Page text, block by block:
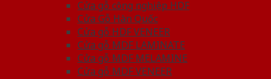
Cửa gỗ công nghiệp HDF
Cửa Gỗ Hàn Quốc
Cửa gỗ HDF VENEER
Cửa gỗ MDF LAMINATE
Cửa gỗ MDF MELAMINE
Cửa gỗ MDF VENEER